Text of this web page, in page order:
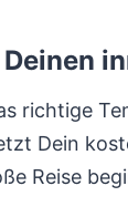
Deinen
richtige
Dein
Reise